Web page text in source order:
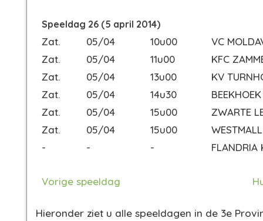
Speeldag 26 (5 april 2014)
Zat. 05/04 10u00
VC
Zat.
05/04 11u00
KFC
Zat.
05/04 13u00
KV
Zat.
05/04 14u30
Zat.
05/04 15u00
ZWARTE
Zat.
05/04 15u00
-
- - FLANDRIA
Vorige speeldag
Hieronder ziet u alle speeldagen in de 3e